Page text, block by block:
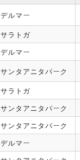
デルマー
サラトガ
デルマー
サンタアニタパーク
サラトガ
サンタアニタパーク
サンタアニタパーク
デルマー